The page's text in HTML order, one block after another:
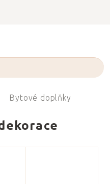
Bytové doplňky